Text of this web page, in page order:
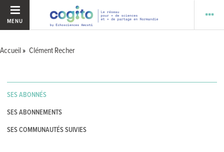
MENU
Accueil Clément Recher
SES ABONNÉS
SES ABONNEMENTS
SES COMMUNAUTÉS SUIVIES